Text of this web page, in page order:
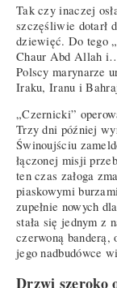
Tak czy inaczej
szczęśliwie dotarł
dziewięć. Do tego
Chaur Abd Allah
Polscy marynarze
Iraku, Iranu i
„Czernicki”
Trzy dni później
Świnoujściu
łączonej misji
ten czas załoga
piaskowymi
zupełnie nowych
stała się jednym z
czerwoną banderą,
jego nadbudówce
Drzwi szeroko